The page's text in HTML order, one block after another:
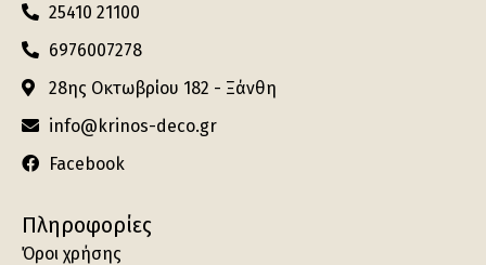
25410 21100
6976007278
28ης Οκτωβρίου 182 - Ξάνθη
info@krinos-deco.gr
Facebook
Πληροφορίες
Όροι χρήσης